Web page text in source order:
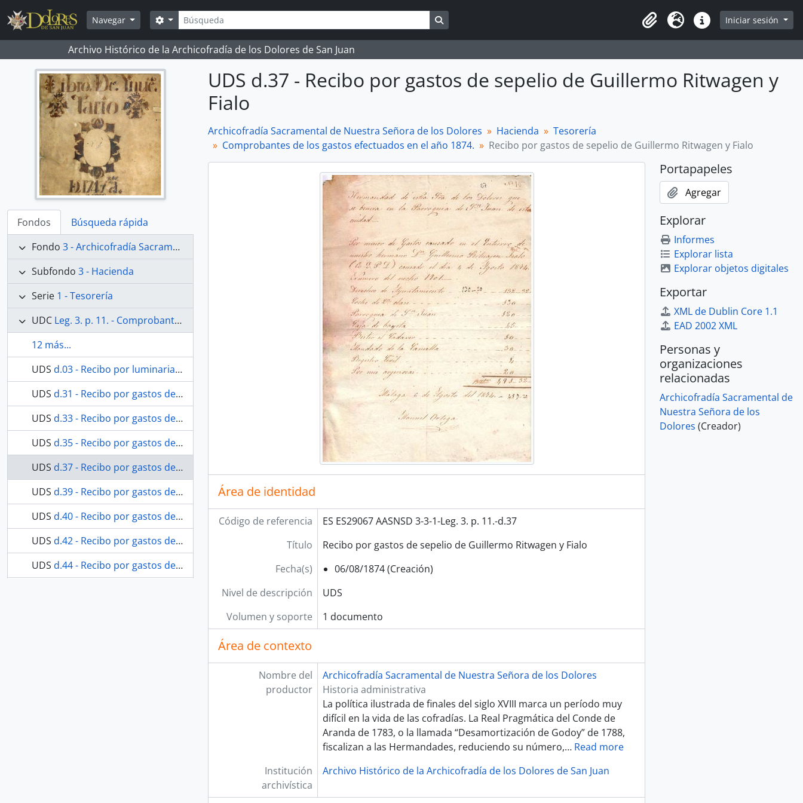
Skip to main content
Navegar
Búsqueda
Search options Search in browse page
Portapapeles
Idioma Enlaces rápidos
Iniciar sesión
Archivo Histórico de la Archicofradía de los Dolores de San Juan
Fondos
Búsqueda rápida
Fondo 3 - Archicofradía Sacramental de Nuestra Señora de los Dolores
Subfondo 3 - Hacienda
Serie 1 - Tesorería
UDC Leg. 3. p. 11. - Comprobantes de los gastos efectuados en el año 1874.
12 más...
UDS d.03 - Recibo por luminarias en compensación de cantidad adeudada.
UDS d.31 - Recibo por gastos de sepelio de Ana Merino López.
UDS d.33 - Recibo por gastos de sepelio de Guillermo Ritwagen y Fialo
UDS d.35 - Recibo por gastos de sepelio de Guillermo Ritwagen y Fialo
UDS d.37 - Recibo por gastos de sepelio de Guillermo Ritwagen y Fialo
UDS d.39 - Recibo por gastos de sepelio de Ana Gómez Mejía.
UDS d.40 - Recibo por gastos de sepelio de Ana Gómez Mejía.
UDS d.42 - Recibo por gastos de sepelio de Ana Gómez Mejía.
UDS d.44 - Recibo por gastos de sepelio de Lucia Pinazo García.
UDS d.37 - Recibo por gastos de sepelio de Guillermo Ritwagen y
Fialo
Archicofradía Sacramental de Nuestra Señora de los Dolores Hacienda
Tesorería
Comprobantes de los gastos efectuados en el año 1874.
Recibo por gastos de sepelio de Guillermo Ritwagen y Fialo
Área de identidad
Código de referencia
ES ES29067 AASNSD 3-3-1-Leg. 3. p. 11.-d.37
Título
Recibo por gastos de sepelio de Guillermo Ritwagen y Fialo
Fecha(s)
06/08/1874 (Creación)
Nivel de descripción
UDS
Volumen y soporte
1 documento
Área de contexto
Nombre del
productor
Archicofradía Sacramental de Nuestra Señora de los Dolores
Historia administrativa
La política ilustrada de finales del siglo XVIII marca un período muy
difícil en la vida de las cofradías. La Real Pragmática del Conde de
Aranda de 1783, o la llamada “Desamortización de Godoy” de 1788,
fiscalizan a las Hermandades, reduciendo su número,… Read more
Institución
archivística
Archivo Histórico de la Archicofradía de los Dolores de San Juan
Portapapeles
Agregar
Explorar
Informes
Explorar lista
Explorar objetos digitales
Exportar
XML de Dublin Core 1.1
EAD 2002 XML
Personas y
organizaciones
relacionadas
Archicofradía Sacramental de
Nuestra Señora de los
Dolores (Creador)